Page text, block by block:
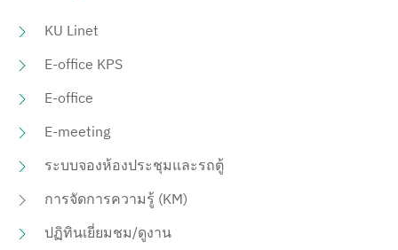
KU Linet
E-office KPS
E-office
E-meeting
ระบบจองห้องประชุมและรถตู้
การจัดการความรู้ (KM)
ปฏิทินเยี่ยมชม/ดูงาน